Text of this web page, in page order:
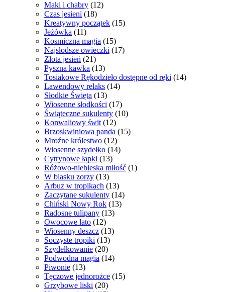
Maki i chabry (12)
Czas jesieni (18)
Kreatywny początek (15)
Jeżówka (11)
Kosmiczna magia (15)
Najsłodsze owieczki (17)
Złota jesień (21)
Pyszna kawka (13)
Tosiakowe Rękodzieło dostępne od ręki (14)
Lawendowy relaks (14)
Słodkie Święta (13)
Wiosenne słodkości (17)
Świąteczne sukulenty (10)
Konwaliowy świt (12)
Brzoskwiniowa panda (15)
Mroźne królestwo (12)
Wiosenne szydełko (14)
Cytrynowe łapki (13)
Różowo-niebieska miłość (1)
W blasku zorzy (13)
Arbuz w tropikach (13)
Zaczytane sukulenty (14)
Chiński Nowy Rok (13)
Radosne tulipany (13)
Owocowe lato (12)
Wiosenny deszcz (13)
Soczyste tropiki (13)
Szydełkowanie (20)
Podwodna magia (14)
Piwonie (13)
Tęczowe jednorożce (15)
Grzybowe liski (20)